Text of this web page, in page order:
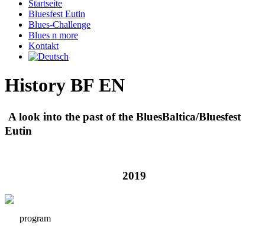
Startseite
Bluesfest Eutin
Blues-Challenge
Blues n more
Kontakt
History BF EN
A look into the past of the BluesBaltica/Bluesfest
Eutin
2019
program